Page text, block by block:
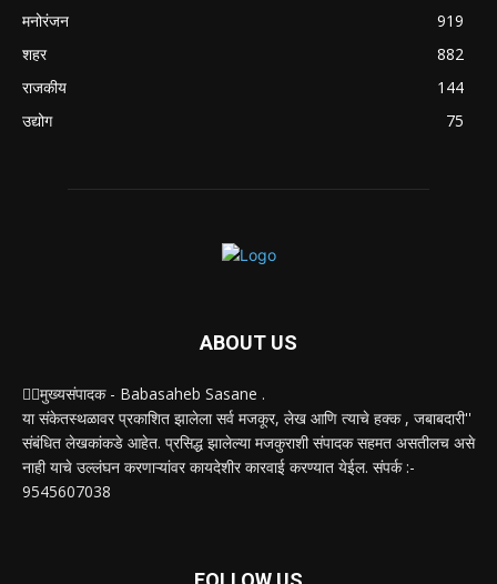
मनोरंजन
919
शहर
882
राजकीय
144
उद्योग
75
ABOUT US
✍🏻मुख्यसंपादक - Babasaheb Sasane .
या संकेतस्थळावर प्रकाशित झालेला सर्व मजकूर, लेख आणि त्याचे हक्क , जबाबदारी''
संबंधित लेखकांकडे आहेत. प्रसिद्ध झालेल्या मजकुराशी संपादक सहमत असतीलच असे
नाही याचे उल्लंघन करणाऱ्यांवर कायदेशीर कारवाई करण्यात येईल. संपर्क :-
9545607038